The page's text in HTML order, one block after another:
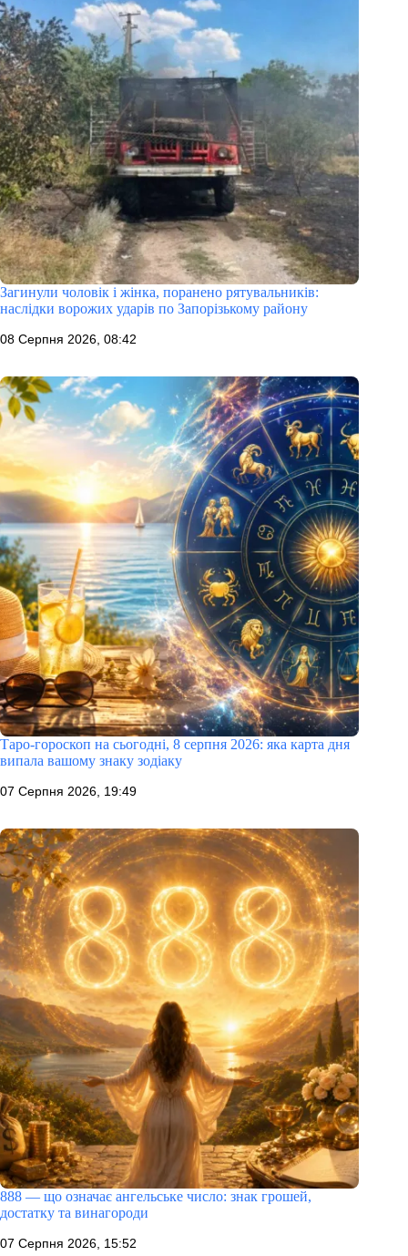
Загинули чоловік і жінка, поранено рятувальників:
наслідки ворожих ударів по Запорізькому району
08 Серпня 2026, 08:42
Таро-гороскоп на сьогодні, 8 серпня 2026: яка карта дня
випала вашому знаку зодіаку
07 Серпня 2026, 19:49
888 — що означає ангельське число: знак грошей,
достатку та винагороди
07 Серпня 2026, 15:52